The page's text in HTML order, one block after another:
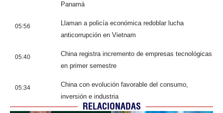
Panamá
05:56
Llaman a policía económica redoblar lucha
anticorrupción en Vietnam
05:40
China registra incremento de empresas tecnológicas
en primer semestre
05:34
China con evolución favorable del consumo,
inversión e industria
RELACIONADAS